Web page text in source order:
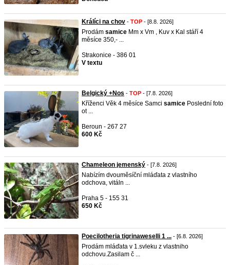
Králíci na chov - TOP - [8.8. 2026]
Prodám samice Mm x Vm , Kuv x Kal stáří 4
měsíce 350,- ...
Strakonice - 386 01
V textu
Belgický +Nos - TOP - [7.8. 2026]
Kříženci Věk 4 měsíce Samci samice Poslední foto
ot ...
Beroun - 267 27
600 Kč
Chameleon jemenský - [7.8. 2026]
Nabízím dvouměsíční mláďata z vlastního
odchova, vitáln ...
Praha 5 - 155 31
650 Kč
Poecilotheria tigrinaweselli 1 ... - [6.8. 2026]
Prodám mláďata v 1.svleku z vlastniho
odchovu.Zasilam č ...